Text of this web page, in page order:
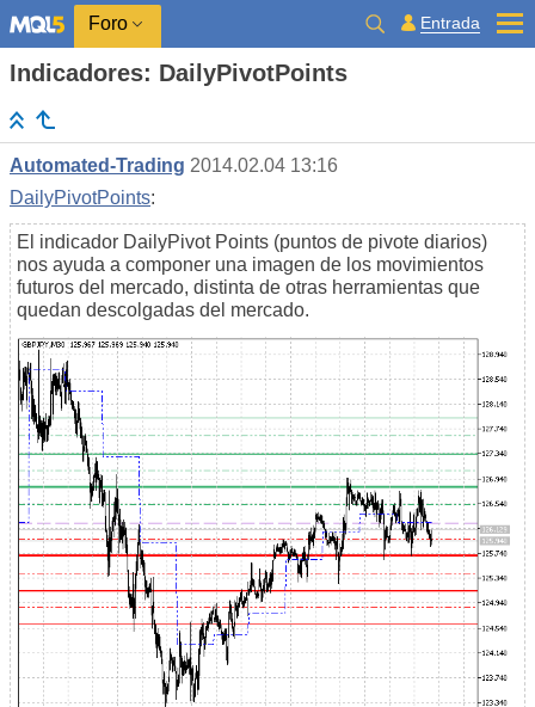
Foro Entrada
Indicadores: DailyPivotPoints
Automated-Trading 2014.02.04 13:16
DailyPivotPoints:
El indicador DailyPivot Points (puntos de pivote diarios)
nos ayuda a componer una imagen de los movimientos
futuros del mercado, distinta de otras herramientas que
quedan descolgadas del mercado.